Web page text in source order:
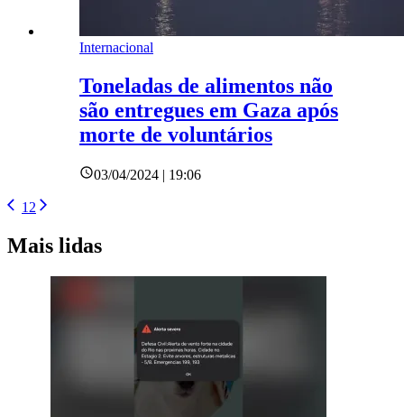
Internacional
Toneladas de alimentos não
são entregues em Gaza após
morte de voluntários
03/04/2024 | 19:06
1 2
Mais lidas